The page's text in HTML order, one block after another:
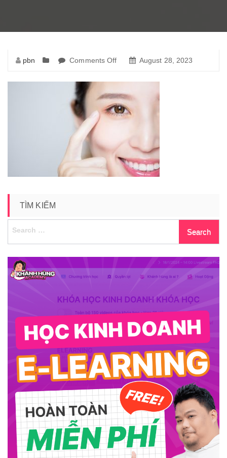
pbn Comments Off
rau-
sach-
tai-
nha-
August 28, 2023
TÌM KIẾM
Search